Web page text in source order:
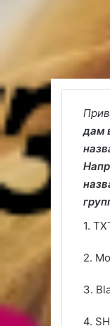
дам
1.
2.
3.
4.